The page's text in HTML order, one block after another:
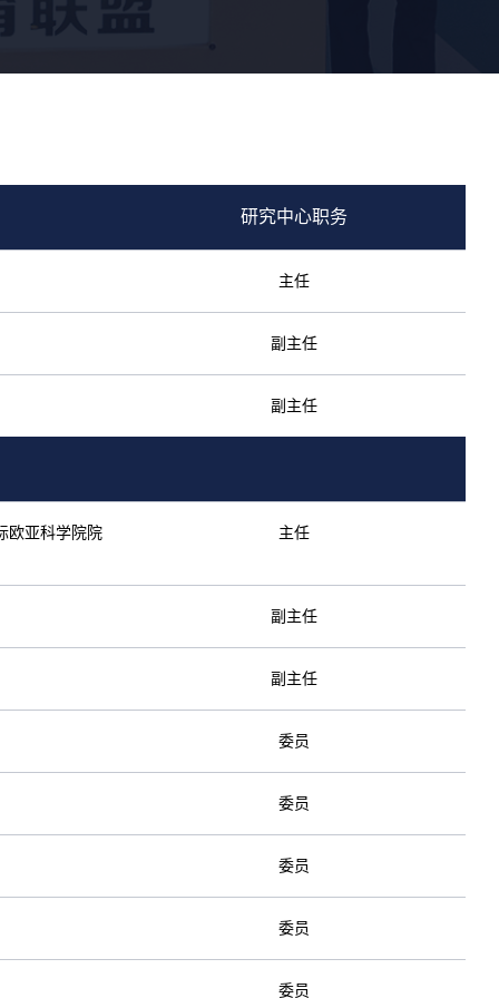
研究中心职务
主任
副主任
副主任
欧亚科学院院 主任
副主任
副主任
委员
委员
委员
委员
委员